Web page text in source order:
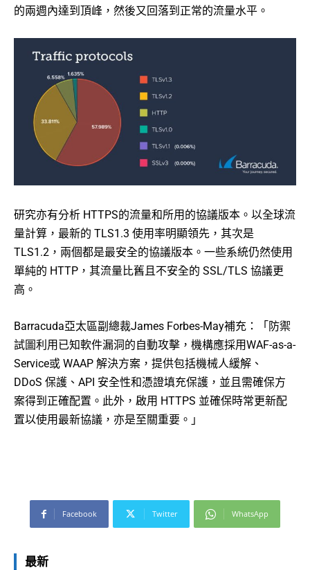
的兩週內達到頂峰，然後又回落到正常的流量水平。
研究亦有分析 HTTPS的流量和所用的協議版本。以全球流
量計算，最新的 TLS1.3 使用率明顯領先，其次是
TLS1.2，兩個都是最安全的協議版本。一些系統仍然使用
單純的 HTTP，其流量比舊且不安全的 SSL/TLS 協議更
高。
Barracuda亞太區副總裁James Forbes-May補充：「防禦
試圖利用已知軟件漏洞的自動攻擊，機構應採用WAF-as-a-
Service或 WAAP 解決方案，提供包括機械人緩解、
DDoS 保護、API 安全性和憑證填充保護，並且需確保方
案得到正確配置。此外，啟用 HTTPS 並確保時常更新配
置以使用最新協議，亦是至關重要。」
Facebook Twitter WhatsApp
最新